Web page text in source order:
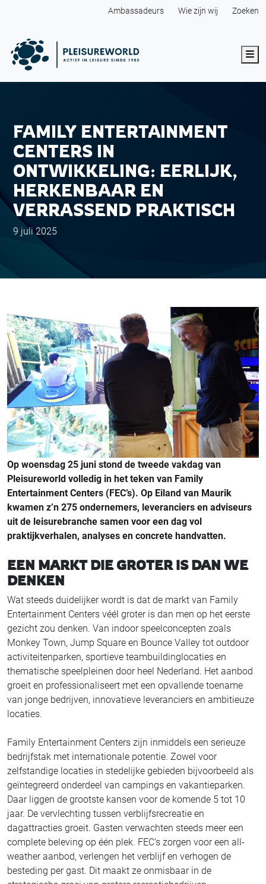
Ambassadeurs Wie zijn wij Zoeken
FAMILY ENTERTAINMENT
CENTERS IN
ONTWIKKELING: EERLIJK,
HERKENBAAR EN
VERRASSEND PRAKTISCH
9 juli 2025
Op woensdag 25 juni stond de tweede vakdag van
Pleisureworld volledig in het teken van Family
Entertainment Centers (FEC’s). Op Eiland van Maurik
kwamen z’n 275 ondernemers, leveranciers en adviseurs
uit de leisurebranche samen voor een dag vol
praktijkverhalen, analyses en concrete handvatten.
EEN MARKT DIE GROTER IS DAN WE
DENKEN
Wat steeds duidelijker wordt is dat de markt van Family
Entertainment Centers véél groter is dan men op het eerste
gezicht zou denken. Van indoor speelconcepten zoals
Monkey Town, Jump Square en Bounce Valley tot outdoor
activiteitenparken, sportieve teambuildinglocaties en
thematische speelpleinen door heel Nederland. Het aanbod
groeit en professionaliseert met een opvallende toename
van jonge bedrijven, innovatieve leveranciers en ambitieuze
locaties.
Family Entertainment Centers zijn inmiddels een serieuze
bedrijfstak met internationale potentie. Zowel voor
zelfstandige locaties in stedelijke gebieden bijvoorbeeld als
geïntegreerd onderdeel van campings en vakantieparken.
Daar liggen de grootste kansen voor de komende 5 tot 10
jaar. De vervlechting tussen verblijfsrecreatie en
dagattracties groeit. Gasten verwachten steeds meer een
complete beleving op één plek. FEC’s zorgen voor een all-
weather aanbod, verlengen het verblijf en verhogen de
besteding per gast. Dit maakt ze onmisbaar in de